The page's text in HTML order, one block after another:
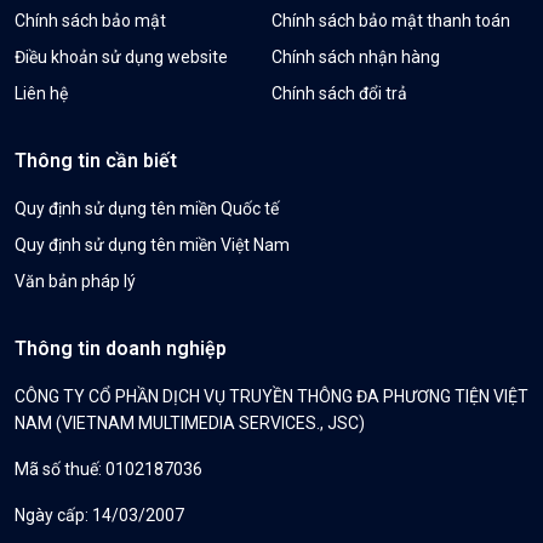
Chính sách bảo mật
Điều khoản sử dụng website
Liên hệ
Chính sách bảo mật thanh toán
Chính sách nhận hàng
Chính sách đổi trả
Thông tin cần biết
Quy định sử dụng tên miền Quốc tế
Quy định sử dụng tên miền Việt Nam
Văn bản pháp lý
Thông tin doanh nghiệp
CÔNG TY CỔ PHẦN DỊCH VỤ TRUYỀN THÔNG ĐA PHƯƠNG TIỆN VIỆT
NAM (VIETNAM MULTIMEDIA SERVICES., JSC)
Mã số thuế: 0102187036
Ngày cấp: 14/03/2007